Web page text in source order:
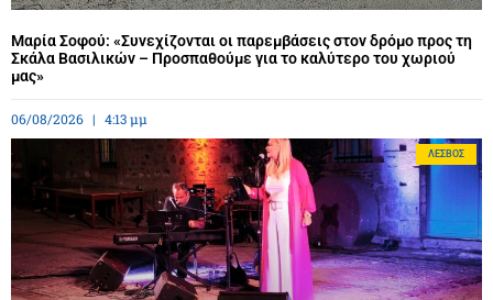
Μαρία Σοφού: «Συνεχίζονται οι παρεμβάσεις στον δρόμο προς τη
Σκάλα Βασιλικών – Προσπαθούμε για το καλύτερο του χωριού
μας»
06/08/2026 4:13 μμ
ΛΈΣΒΟΣ